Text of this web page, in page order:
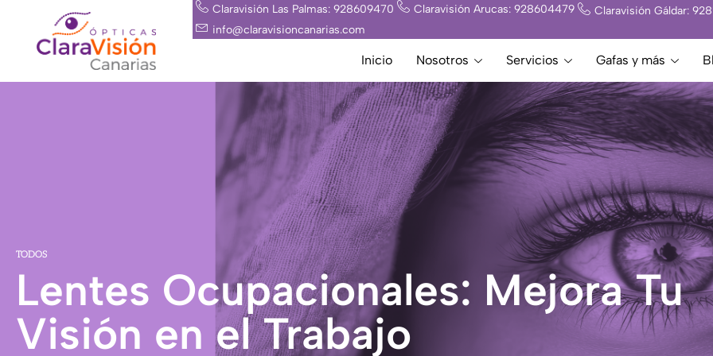
contenido
Claravisión Las Palmas: 928609470 Claravisión Arucas: 928604479
Claravisión Gáldar:
info@claravisioncanarias.com
Inicio Nosotros Servicios Gafas y más
TODOS
Lentes Ocupacionales: Mejora Tu
Visión en el Trabajo